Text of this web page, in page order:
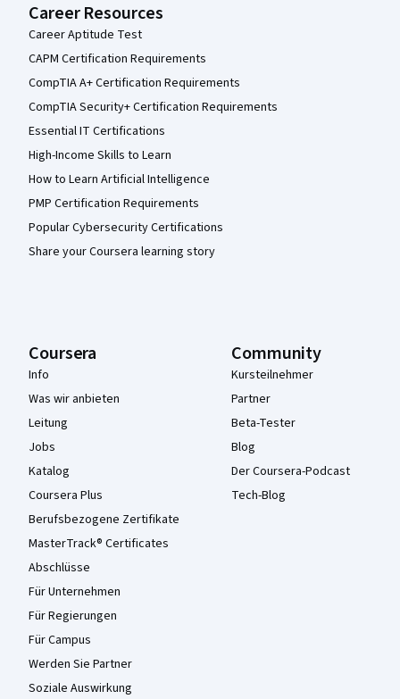
Career Resources
Career Aptitude Test
CAPM Certification Requirements
CompTIA A+ Certification Requirements
CompTIA Security+ Certification Requirements
Essential IT Certifications
High-Income Skills to Learn
How to Learn Artificial Intelligence
PMP Certification Requirements
Popular Cybersecurity Certifications
Share your Coursera learning story
Coursera
Info
Was wir anbieten
Leitung
Jobs
Katalog
Coursera Plus
Berufsbezogene Zertifikate
MasterTrack® Certificates
Abschlüsse
Für Unternehmen
Für Regierungen
Für Campus
Werden Sie Partner
Soziale Auswirkung
Community
Kursteilnehmer
Partner
Beta-Tester
Blog
Der Coursera-Podcast
Tech-Blog